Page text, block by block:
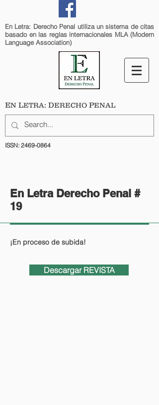
En Letra: Derecho Penal utiliza un sistema de citas
basado en las reglas internacionales MLA (Modern
Language Association)
EN LETRA: DERECHO PENAL
ISSN: 2469-0864
En Letra Derecho Penal #
19
¡En proceso de subida!
Descargar REVISTA